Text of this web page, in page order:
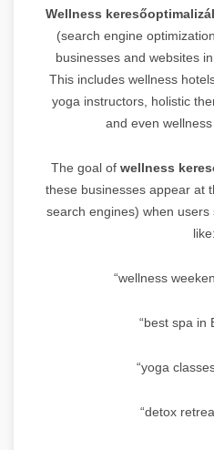
Wellness
(search engine
businesses and websites
This includes wellness
yoga instructors, holistic
and even
The goal of wellness
these businesses appear at
search engines) when users
like:
“wellness
“best spa in
“yoga
“detox